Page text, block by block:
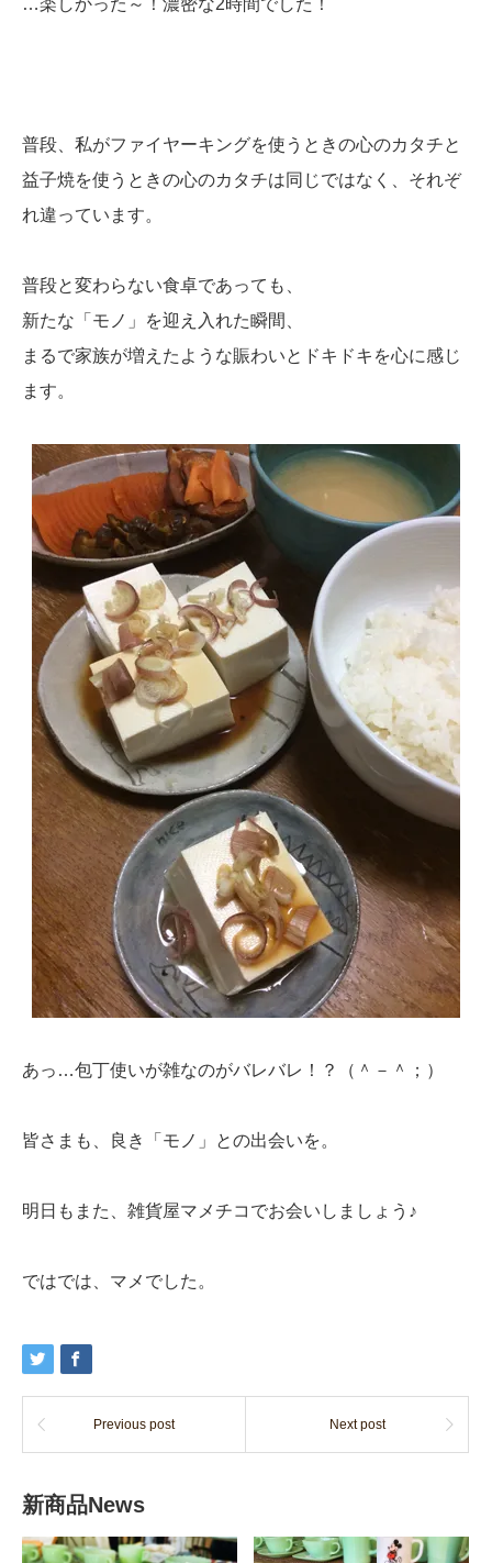
普段、私がファイヤーキングを使うときの心のカタチと
益子焼を使うときの心のカタチは同じではなく、それぞ
れ違っています。
普段と変わらない食卓であっても、
新たな「モノ」を迎え入れた瞬間、
まるで家族が増えたような賑わいとドキドキを心に感じ
ます。
あっ…包丁使いが雑なのがバレバレ！？（＾－＾；）
皆さまも、良き「モノ」との出会いを。
明日もまた、雑貨屋マメチコでお会いしましょう♪
ではでは、マメでした。
Previous post Next post
新商品News